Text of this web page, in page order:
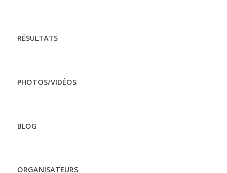
RÉSULTATS
PHOTOS/VIDÉOS
BLOG
ORGANISATEURS